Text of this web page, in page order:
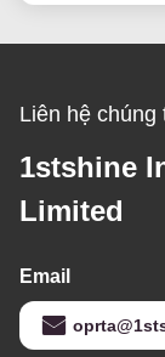
Liên hệ chúng
1stshine
Limited
Email